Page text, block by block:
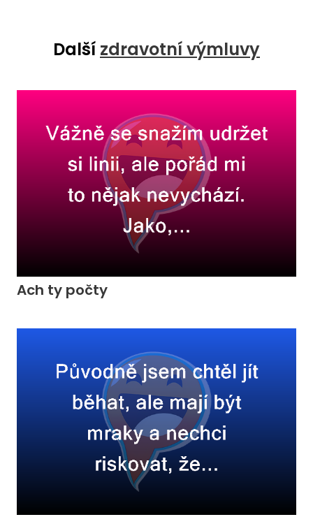
Další zdravotní výmluvy
Ach ty počty